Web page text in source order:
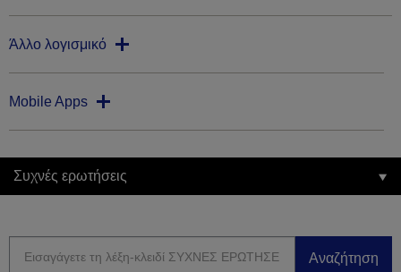
Άλλο λογισμικό
Mobile Apps
Συχνές ερωτήσεις
Αναζήτηση